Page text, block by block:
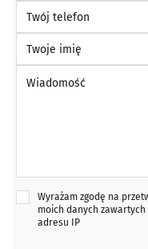
Twój telefon
Twoje imię
Wyrażam zgodę na
moich danych
adresu IP